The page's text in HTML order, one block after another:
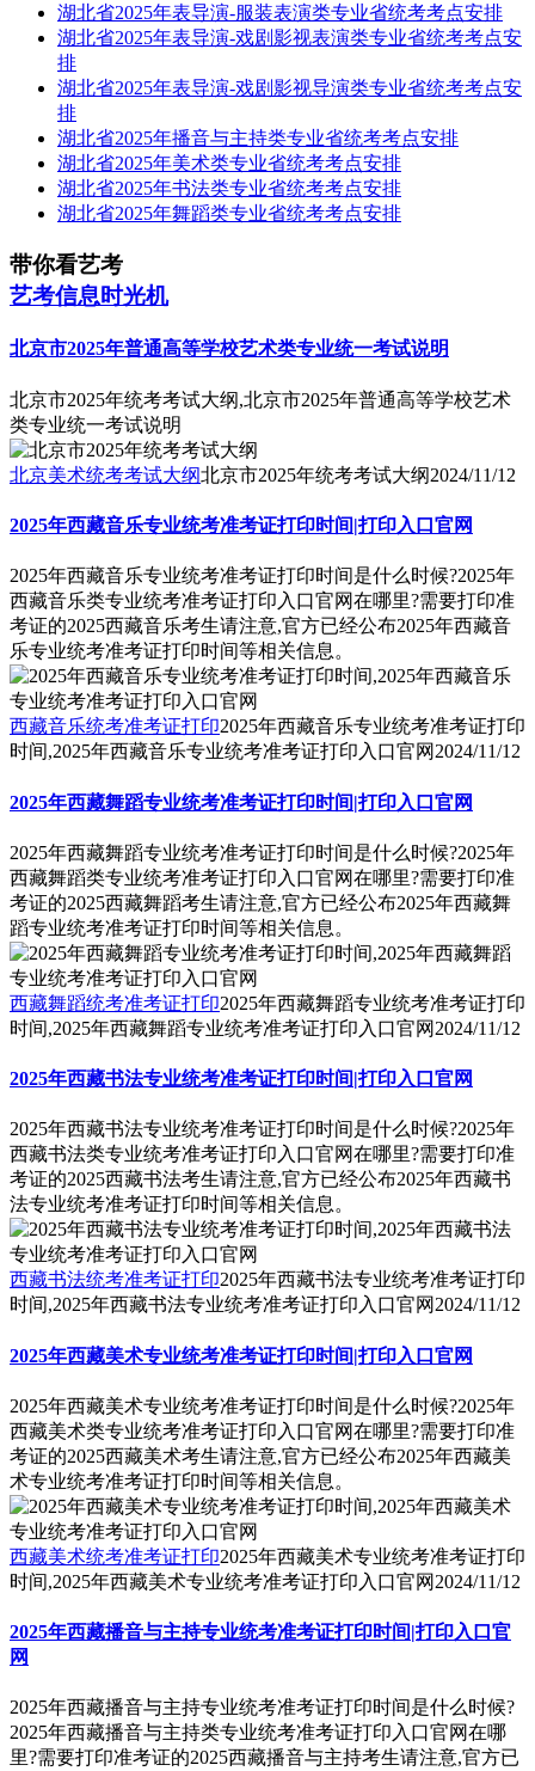
湖北省2025年表导演-服装表演类专业省统考考点安排
湖北省2025年表导演-戏剧影视表演类专业省统考考点安
排
湖北省2025年表导演-戏剧影视导演类专业省统考考点安
排
湖北省2025年播音与主持类专业省统考考点安排
湖北省2025年美术类专业省统考考点安排
湖北省2025年书法类专业省统考考点安排
湖北省2025年舞蹈类专业省统考考点安排
带你看艺考
艺考信息时光机
北京市2025年普通高等学校艺术类专业统一考试说明
北京市2025年统考考试大纲,北京市2025年普通高等学校艺术
类专业统一考试说明
北京美术统考考试大纲北京市2025年统考考试大纲2024/11/12
2025年西藏音乐专业统考准考证打印时间|打印入口官网
2025年西藏音乐专业统考准考证打印时间是什么时候?2025年
西藏音乐类专业统考准考证打印入口官网在哪里?需要打印准
考证的2025西藏音乐考生请注意,官方已经公布2025年西藏音
乐专业统考准考证打印时间等相关信息。
西藏音乐统考准考证打印2025年西藏音乐专业统考准考证打印
时间,2025年西藏音乐专业统考准考证打印入口官网 2024/11/12
2025年西藏舞蹈专业统考准考证打印时间|打印入口官网
2025年西藏舞蹈专业统考准考证打印时间是什么时候?2025年
西藏舞蹈类专业统考准考证打印入口官网在哪里?需要打印准
考证的2025西藏舞蹈考生请注意,官方已经公布2025年西藏舞
蹈专业统考准考证打印时间等相关信息。
西藏舞蹈统考准考证打印2025年西藏舞蹈专业统考准考证打印
时间,2025年西藏舞蹈专业统考准考证打印入口官网 2024/11/12
2025年西藏书法专业统考准考证打印时间|打印入口官网
2025年西藏书法专业统考准考证打印时间是什么时候?2025年
西藏书法类专业统考准考证打印入口官网在哪里?需要打印准
考证的2025西藏书法考生请注意,官方已经公布2025年西藏书
法专业统考准考证打印时间等相关信息。
西藏书法统考准考证打印2025年西藏书法专业统考准考证打印
时间,2025年西藏书法专业统考准考证打印入口官网 2024/11/12
2025年西藏美术专业统考准考证打印时间|打印入口官网
2025年西藏美术专业统考准考证打印时间是什么时候?2025年
西藏美术类专业统考准考证打印入口官网在哪里?需要打印准
考证的2025西藏美术考生请注意,官方已经公布2025年西藏美
术专业统考准考证打印时间等相关信息。
西藏美术统考准考证打印2025年西藏美术专业统考准考证打印
时间,2025年西藏美术专业统考准考证打印入口官网 2024/11/12
2025年西藏播音与主持专业统考准考证打印时间|打印入口官
网
2025年西藏播音与主持专业统考准考证打印时间是什么时候?
2025年西藏播音与主持类专业统考准考证打印入口官网在哪
里?需要打印准考证的2025西藏播音与主持考生请注意,官方已